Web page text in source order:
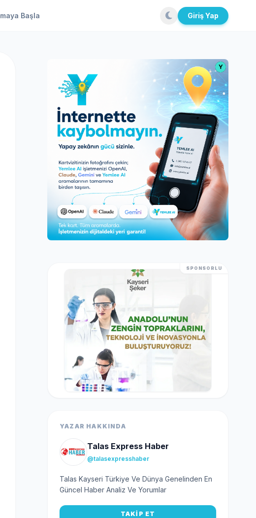
Başla Giriş Yap
SPONSORLU
YAZAR HAKKINDA
Talas Express Haber
@talasexpresshaber
Talas Kayseri Türkiye Ve Dünya Genelinden En
Güncel Haber Analiz Ve Yorumlar
TAKİP ET